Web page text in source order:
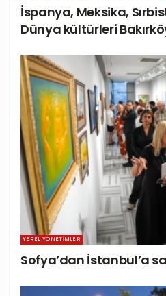
İspanya, Meksika,
Dünya kültürleri
YEREL YÖNETIMLER
Sofya’dan İstanbul’a